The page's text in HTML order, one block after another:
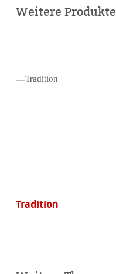
Weitere Produkte
Tradition